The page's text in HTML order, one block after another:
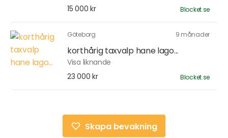
15 000 kr
Blocket.se
Göteborg 9 månader
korthårig taxvalp hane lago...
Visa liknande
23 000 kr
Blocket.se
Skapa bevakning